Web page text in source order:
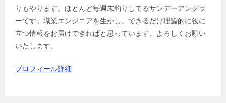
りもやります。ほとんど毎週末釣りしてるサンデーアングラ
ーです。職業エンジニアを生かし、できるだけ理論的に役に
立つ情報をお届けできればと思っています。よろしくお願い
いたします。
プロフィール詳細